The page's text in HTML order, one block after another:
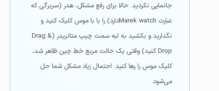
جانمایی نکردید. حالا برای رفع مشکل، هدر (سربرگی که
عبارت Marek watchدارد) را با با موس کلیک کنید و
نگدارید و بکشید به لبه سمت چیپ متاتریدر (Drag &
Drop کنید) وقتی یک حالت مربع خط چین ظاهر شد،
کلیک موس را رها کنید. احتمال زیاد مشکل شما حل
می‌شود.